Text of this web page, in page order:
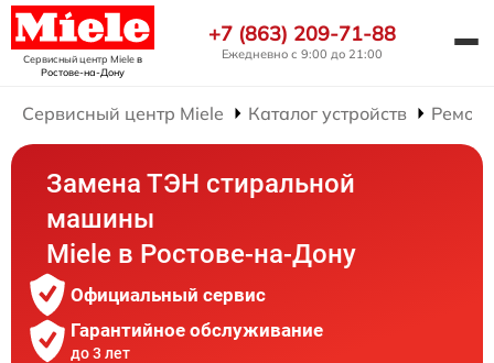
Сервисный центр Mieleв
Ростове-на-Дону
+7 (863) 209-71-88
Ежедневно с 9:00 до 21:00
Сервисный центр Miele Каталог устройств
Замена ТЭН стиральной
машины
Miele в Ростове-на-Дону
Официальный сервис
Гарантийное обслуживание
до 3 лет